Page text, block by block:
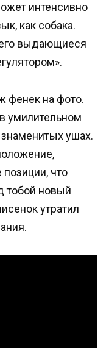
интенсивно
как собака.
выдающиеся
фенек на фото.
умилительном
ушах.
что
тобой новый
утратил